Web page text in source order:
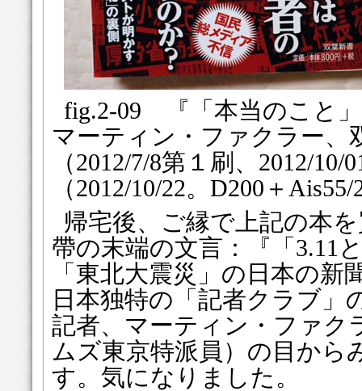
fig.2-09 『「本当のこと
マーティン・ファクラー、
（2012/7/8第１刷、
（2012/10/22。D200＋
帰宅後、ご縁で上記の本
帶の末端の文言：『「3.11
「東北大震災」の日本の
日本独特の「記者クラブ」
記者、マーティン・ファク
ムズ東京特派員）の目から
す。気になりました。